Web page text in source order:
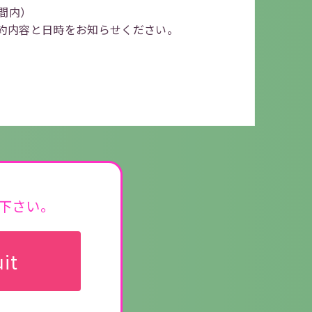
）
内容と 日時をお知らせください。
い。